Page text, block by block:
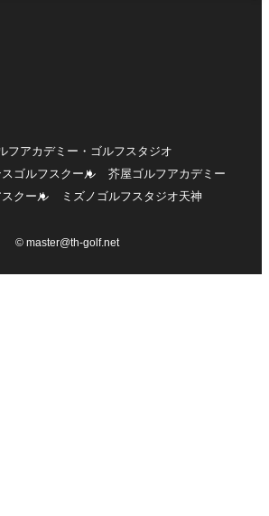
フアカデミー・ゴルフスタジオ
ゴルフスクール
芥屋ゴルフアカデミー
クール
ミズノゴルフスタジオ天神
©master@th-golf.net